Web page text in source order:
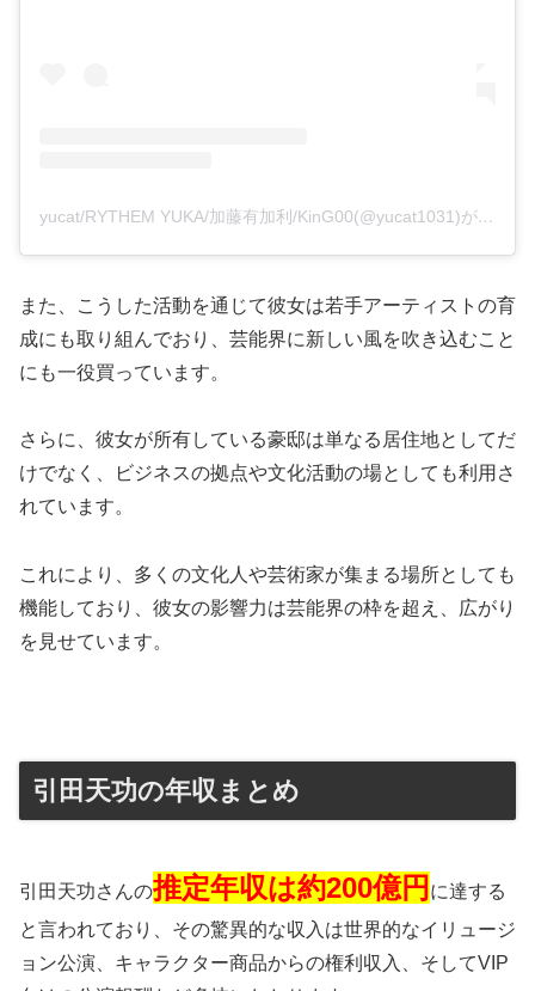
yucat/RYTHEM YUKA/加藤有加利/KinG00(@yucat1031)がシェアした投稿
また、こうした活動を通じて彼女は若手アーティストの育
成にも取り組んでおり、芸能界に新しい風を吹き込むこと
にも一役買っています。
さらに、彼女が所有している豪邸は単なる居住地としてだ
けでなく、ビジネスの拠点や文化活動の場としても利用さ
れています。
これにより、多くの文化人や芸術家が集まる場所としても
機能しており、彼女の影響力は芸能界の枠を超え、広がり
を見せています。
引田天功の年収まとめ
引田天功さんの推定年収は約200億円 に達する
と言われており、その驚異的な収入は世界的なイリュージ
ョン公演、キャラクター商品からの権利収入、そしてVIP